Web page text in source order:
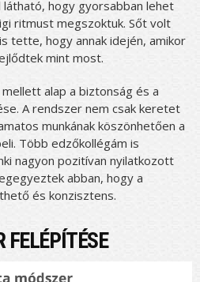
hogy gyorsabban lehet
ritmust megszoktuk. Sőt volt
tette, hogy annak idején, amikor
mint most.
alap a biztonság és a
A rendszer nem csak keretet
munkának köszönhetően a
Több edzőkollégám is
nagyon pozitívan nyilatkozott
abban, hogy a
és konzisztens.
FELÉPÍTÉSE